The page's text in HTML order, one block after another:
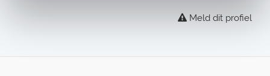
Meld dit profiel